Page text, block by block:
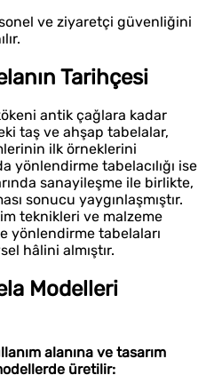
ve ziyaretçi güvenliğini
Tarihçesi
antik çağlara kadar
taş ve ahşap tabelalar,
ilk örneklerini
yönlendirme tabelacılığı ise
sanayileşme ile birlikte,
sonucu yaygınlaşmıştır.
teknikleri ve malzeme
yönlendirme tabelaları
hâlini almıştır.
Modelleri
alanına ve tasarım
üretilir: